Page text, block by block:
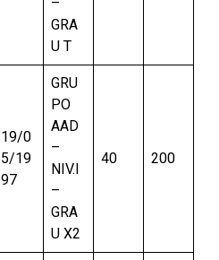
GRA
U T
19/0
5/19
97
GRU
PO
AAD
–
NIV.I
–
GRA
U X2
40 200